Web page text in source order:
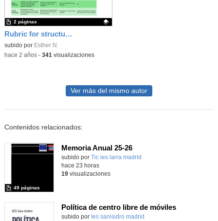
Rubric for structures
Contenido educativo.
subido por Esther N.
2 páginas
-hace 2 años- 341 visualizaciones
Ver más del mismo autor
Contenidos relacionados:
Memoria Anual 25-26
subido por Tic ies larra madrid
49 páginas
hace 23 horas
19visualizaciones
Política de centro libre de móviles
subido por Ies sanisidro madrid